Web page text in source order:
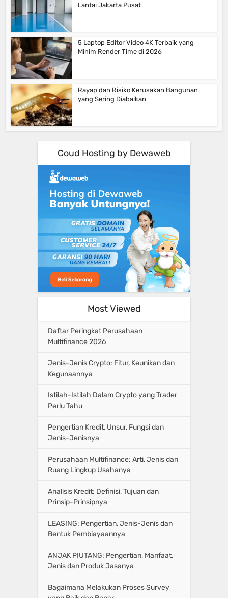
Lantai Jakarta Pusat
5 Laptop Editor Video 4K Terbaik yang
Minim Render Time di 2026
Rayap dan Risiko Kerusakan Bangunan
yang Sering Diabaikan
Coud Hosting by Dewaweb
Most Viewed
Daftar Peringkat Perusahaan
Multifinance 2026
Jenis-Jenis Crypto: Fitur, Keunikan dan
Kegunaannya
Istilah-Istilah Dalam Crypto yang Trader
Perlu Tahu
Pengertian Kredit, Unsur, Fungsi dan
Jenis-Jenisnya
Perusahaan Multifinance: Arti, Jenis dan
Ruang Lingkup Usahanya
Analisis Kredit: Definisi, Tujuan dan
Prinsip-Prinsipnya
LEASING: Pengertian, Jenis-Jenis dan
Bentuk Pembiayaannya
ANJAK PIUTANG: Pengertian, Manfaat,
Jenis dan Produk Jasanya
Bagaimana Melakukan Proses Survey